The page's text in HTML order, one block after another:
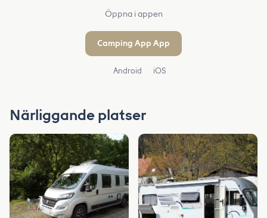
Öppna i appen
Camping App App
Android iOS
Närliggande platser